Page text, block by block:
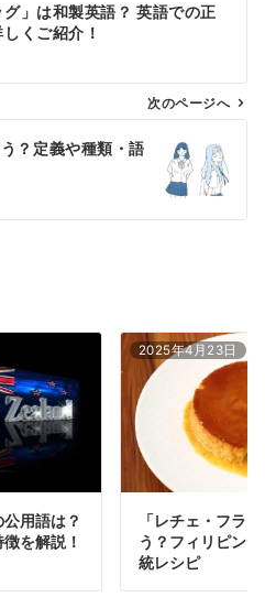
グ」は和製英語？ 英語での正
くご紹介！
次のページへ
？定義や種類・語
公用語は？
を解説！
2025年4月23日
「レチェ・フラ
う？フィリピン
統レシピ